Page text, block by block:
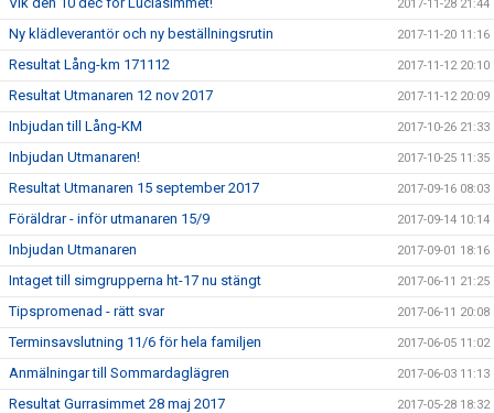
2017-11-28 21:44
Ny klädleverantör och ny beställningsrutin 2017-11-20 11:16
Resultat Lång-km 171112 2017-11-12 20:10
Resultat Utmanaren 12 nov 2017 2017-11-12 20:09
Inbjudan till Lång-KM 2017-10-26 21:33
Inbjudan Utmanaren! 2017-10-25 11:35
Resultat Utmanaren 15 september 2017 2017-09-16 08:03
Föräldrar - inför utmanaren 15/9 2017-09-14 10:14
Inbjudan Utmanaren 2017-09-01 18:16
Intaget till simgrupperna ht-17 nu stängt 2017-06-11 21:25
Tipspromenad - rätt svar 2017-06-11 20:08
Terminsavslutning 11/6 för hela familjen 2017-06-05 11:02
Anmälningar till Sommardaglägren 2017-06-03 11:13
Resultat Gurrasimmet 28 maj 2017 2017-05-28 18:32